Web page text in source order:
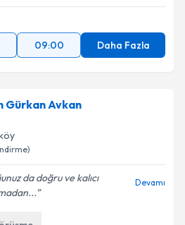
09:00 Daha Fazla
Gürkan Avkan
da doğru ve kalıcı